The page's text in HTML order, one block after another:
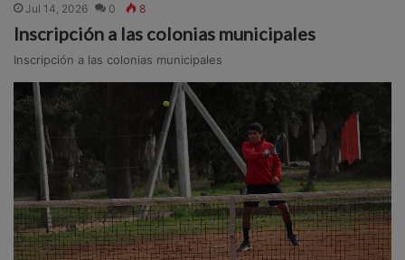
Jul 14, 2026 0 8
Inscripción a las colonias municipales
Inscripción a las colonias municipales